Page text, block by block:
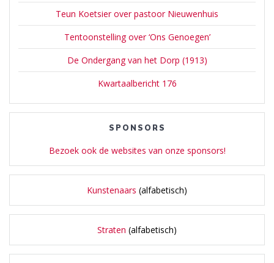
Teun Koetsier over pastoor Nieuwenhuis
Tentoonstelling over ‘Ons Genoegen’
De Ondergang van het Dorp (1913)
Kwartaalbericht 176
SPONSORS
Bezoek ook de websites van onze sponsors!
Kunstenaars (alfabetisch)
Straten (alfabetisch)